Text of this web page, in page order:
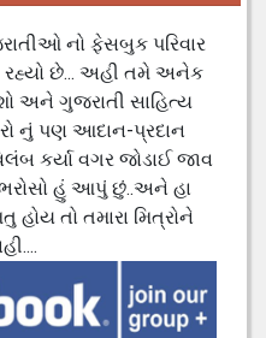
નો ફેસબુક પરિવાર
છે... અહી તમે અનેક
અને ગુજરાતી સાહિત્ય
નું પણ આદાન-પ્રદાન
કર્યા વગર જોડાઈ જાવ
હું આપું છું..અને હા
તો તમારા મિત્રોને